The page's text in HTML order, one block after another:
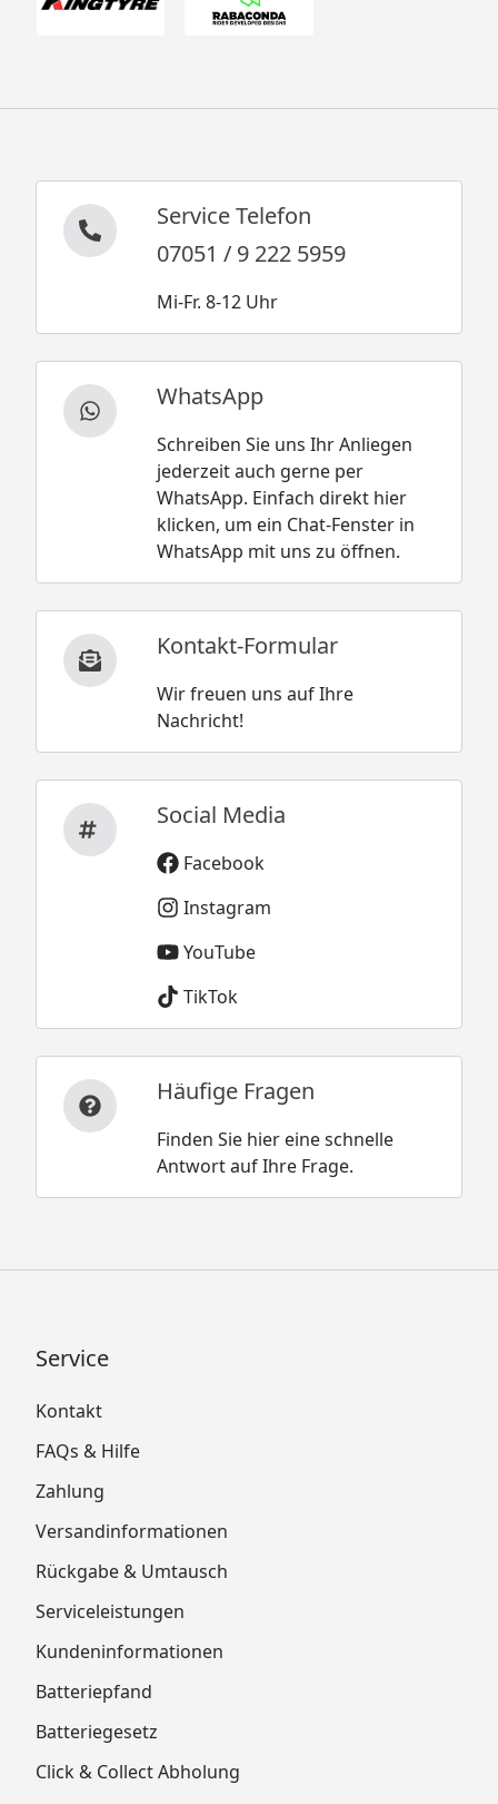
Service Telefon
07051 / 9 222 5959
Mi-Fr. 8-12 Uhr
WhatsApp
Schreiben Sie uns Ihr Anliegen
jederzeit auch gerne per
WhatsApp. Einfach direkt hier
klicken, um ein Chat-Fenster in
WhatsApp mit uns zu öffnen.
Kontakt-Formular
Wir freuen uns auf Ihre
Nachricht!
Social Media
Facebook
Instagram
YouTube
TikTok
Häufige Fragen
Finden Sie hier eine schnelle
Antwort auf Ihre Frage.
Service
Kontakt
FAQs & Hilfe
Zahlung
Versandinformationen
Rückgabe & Umtausch
Serviceleistungen
Kundeninformationen
Batteriepfand
Batteriegesetz
Click & Collect Abholung